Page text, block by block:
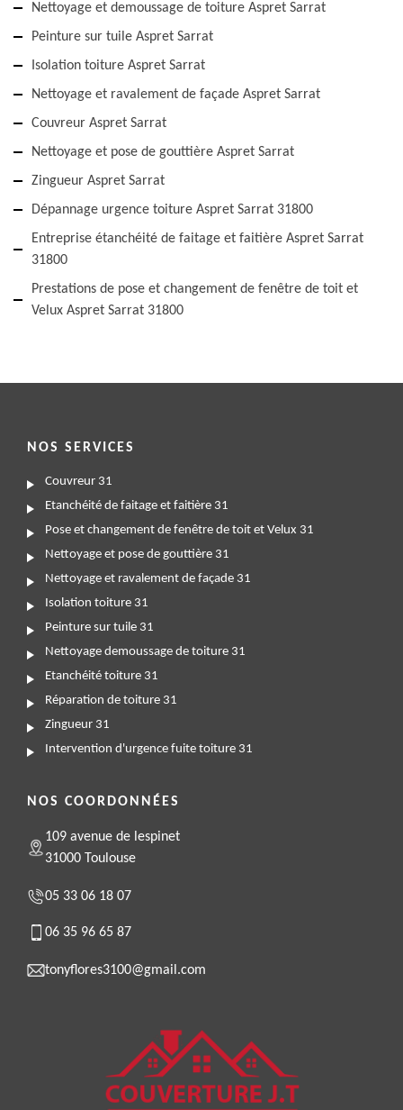
Nettoyage et demoussage de toiture Aspret Sarrat
Peinture sur tuile Aspret Sarrat
Isolation toiture Aspret Sarrat
Nettoyage et ravalement de façade Aspret Sarrat
Couvreur Aspret Sarrat
Nettoyage et pose de gouttière Aspret Sarrat
Zingueur Aspret Sarrat
Dépannage urgence toiture Aspret Sarrat 31800
Entreprise étanchéité de faitage et faitière Aspret Sarrat
31800
Prestations de pose et changement de fenêtre de toit et
Velux Aspret Sarrat 31800
NOS SERVICES
Couvreur 31
Etanchéité de faitage et faitière 31
Pose et changement de fenêtre de toit et Velux 31
Nettoyage et pose de gouttière 31
Nettoyage et ravalement de façade 31
Isolation toiture 31
Peinture sur tuile 31
Nettoyage demoussage de toiture 31
Etanchéité toiture 31
Réparation de toiture 31
Zingueur 31
Intervention d'urgence fuite toiture 31
NOS COORDONNÉES
109 avenue de lespinet
31000 Toulouse
05 33 06 18 07
06 35 96 65 87
tonyflores3100@gmail.com